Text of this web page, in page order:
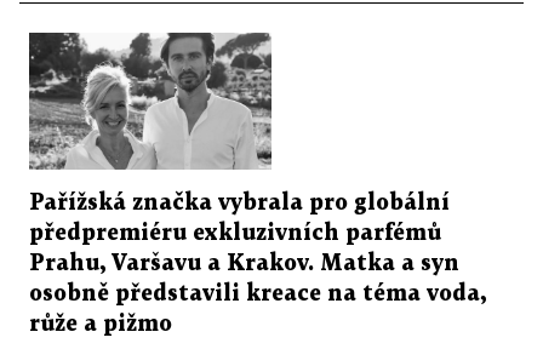
Pařížská značka vybrala pro globální
předpremiéru exkluzivních parfémů
Prahu, Varšavu a Krakov. Matka a syn
osobně představili kreace na téma voda,
růže a pižmo